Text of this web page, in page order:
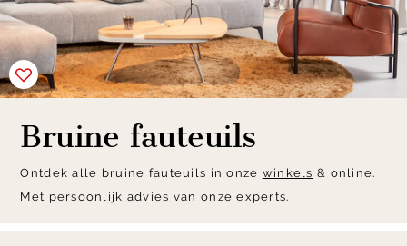
Bruine fauteuils
Ontdek alle bruine fauteuils in onze winkels & online.
Met persoonlijk advies van onze experts.